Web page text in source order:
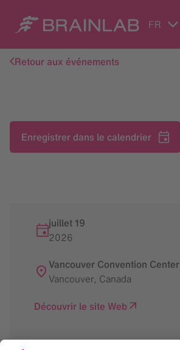
FR
Retour aux événements
Enregistrer dans le calendrier
juillet 19
2026
Vancouver Convention Center
Vancouver, Canada
Découvrir le site Web